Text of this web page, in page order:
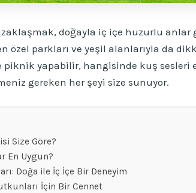
doğayla iç içe huzurlu
özel parkları ve yeşil alanlarıyla da
yapabilir, hangisinde kuş sesleri
gereken her şeyi size sunuyor.
Size Göre?
En Uygun?
Doğa ile İç İçe Bir Deneyim
İçin Bir Cennet